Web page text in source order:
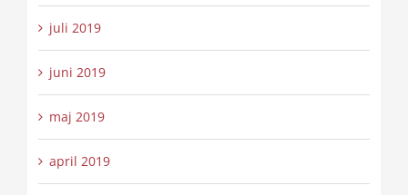
juli 2019
juni 2019
maj 2019
april 2019